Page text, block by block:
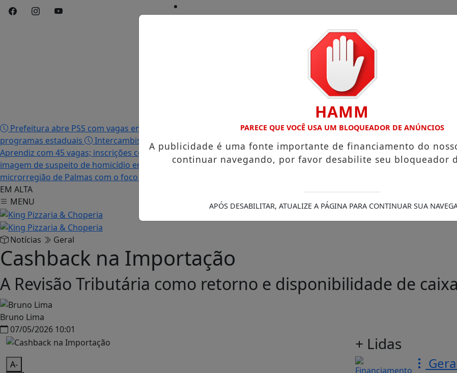
Início/
Prefeitura abre PSS com vagas em seis funções e salários que chegam a R$ 3,8 mil
Igreja do Divino Espírito Santo
programas estaduais
Intercambista palmense comenta sobre sua viagem ao Canadá e destaca o aprendizado
Aprendiz com 45 vagas; inscrições começam nesta terça-feira (21)
“Acabou com os sonhos”, diz irmão da
imagem de suspeito de homicídio em Palmas
Após descumprimento de medida protetiva e tentativa de feminicídio,
microrregião de Palmas com o foco no tráfico de drogas
EM ALTA
MENU
Notícias Geral
Cashback na Importação
A Revisão Tributária como retorno e disponibilidade de caixa
Bruno Lima
07/05/2026 10:01
A-
+ Lidas
HAMM
PARECE QUE VOCÊ USA UM BLOQUEADOR DE ANÚNCIOS
A publicidade é uma fonte importante de financiamento do
continuar navegando, por favor desabilite seu bloqueador
APÓS DESABILITAR, ATUALIZE A PÁGINA PARA CONTINUAR SUA